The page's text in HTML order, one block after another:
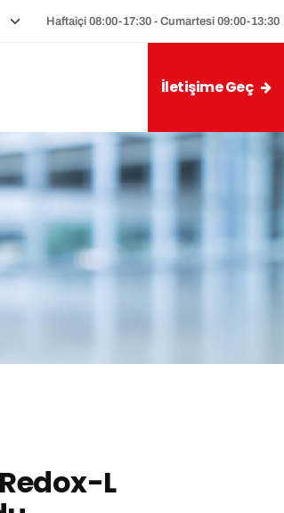
Haftaiçi 08:00-17:30 - Cumartesi 09:00-13:30
İletişime Geç
L